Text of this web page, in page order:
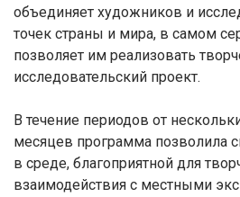
объединяет художников и
точек страны и мира, в самом
позволяет им реализовать
исследовательский проект.
В течение периодов от
месяцев программа позволила
в среде, благоприятной для
взаимодействия с местными